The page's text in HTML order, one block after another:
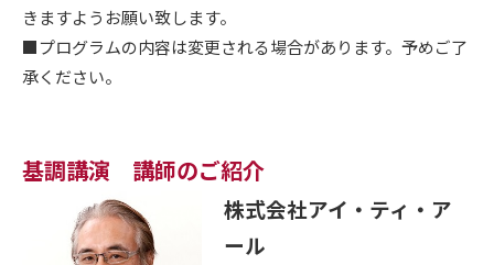
きますようお願い致します。
■プログラムの内容は変更される場合があります。予めご了
承ください。
基調講演 講師のご紹介
株式会社アイ・ティ・ア
ール